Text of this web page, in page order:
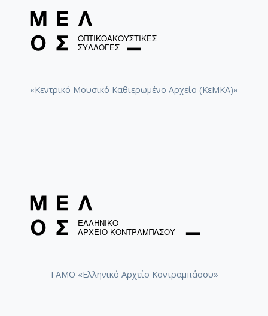
«Κεντρικό Μουσικό Καθιερωμένο Αρχείο (ΚεΜΚΑ)»
ΤΑΜΟ «Ελληνικό Αρχείο Κοντραμπάσου»